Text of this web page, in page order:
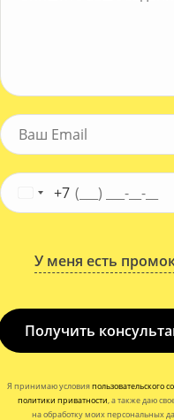
+7
У меня есть
Получить
Я принимаю условияпользовательского
политики приватности, а также даю
на обработку моих персональных